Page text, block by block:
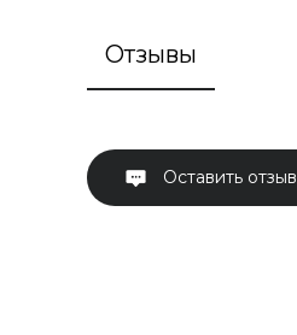
Отзывы
Оставить отзыв